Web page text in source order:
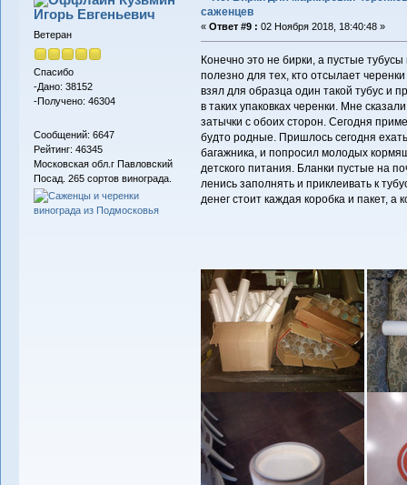
Игорь Евгеньевич
Ветеран
Спасибо
-Дано: 38152
-Получено: 46304
Сообщений: 6647
Рейтинг: 46345
Московская обл.г Павловский
Посад. 265 сортов винограда.
саженцев
« Ответ #9 : 02 Ноября 2018, 18:40:48 »
Конечно это не бирки, а пустые
полезно для тех, кто отсылает
взял для образца один такой тубус и
в таких упаковках черенки. Мне
затычки с обоих сторон. Сегодня
будто родные. Пришлось сегодня
багажника, и попросил молодых
детского питания. Бланки пустые на
ленись заполнять и приклеивать к
денег стоит каждая коробка и пакет, а